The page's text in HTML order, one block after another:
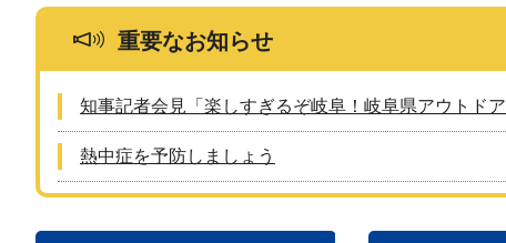
重要なお知らせ
知事記者会見「楽しすぎるぞ岐阜！岐阜県アウトド
熱中症を予防しましょう